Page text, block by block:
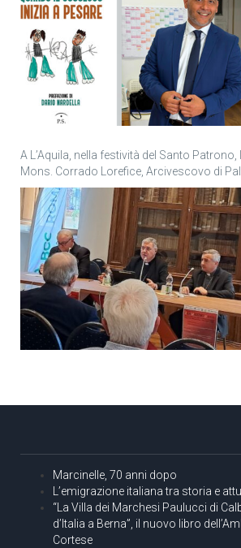
A L’Aquila, nella festività del Santo
Mons. Corrado Lorefice, Arcivescovo di
Marcinelle, 70 anni dopo
L’emigrazione italiana tra storia e
“La Villa dei Marchesi Paulucci di
d’Italia a Berna”, il nuovo libro
Cortese